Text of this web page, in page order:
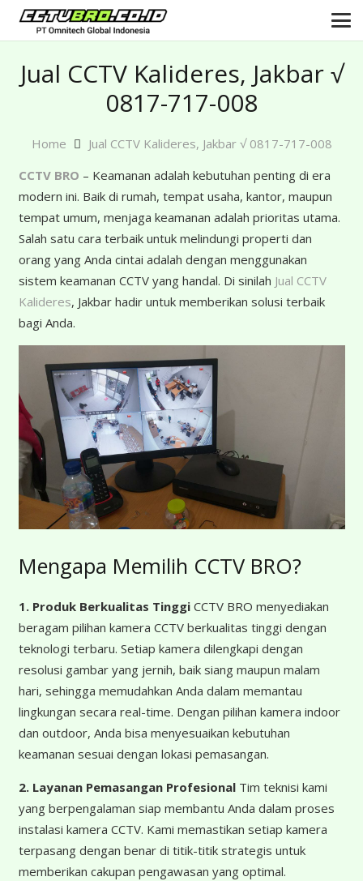
Jual CCTV Kalideres, Jakbar √
0817-717-008
Home
Jual CCTV Kalideres, Jakbar √ 0817-717-008
CCTV BRO – Keamanan adalah kebutuhan penting di era
modern ini. Baik di rumah, tempat usaha, kantor, maupun
tempat umum, menjaga keamanan adalah prioritas utama.
Salah satu cara terbaik untuk melindungi properti dan
orang yang Anda cintai adalah dengan menggunakan
sistem keamanan CCTV yang handal. Di sinilah Jual CCTV
Kalideres, Jakbar hadir untuk memberikan solusi terbaik
bagi Anda.
Mengapa Memilih CCTV BRO?
1. Produk Berkualitas TinggiCCTV BRO menyediakan
beragam pilihan kamera CCTV berkualitas tinggi dengan
teknologi terbaru. Setiap kamera dilengkapi dengan
resolusi gambar yang jernih, baik siang maupun malam
hari, sehingga memudahkan Anda dalam memantau
lingkungan secara real-time. Dengan pilihan kamera indoor
dan outdoor, Anda bisa menyesuaikan kebutuhan
keamanan sesuai dengan lokasi pemasangan.
2. Layanan Pemasangan ProfesionalTim teknisi kami
yang berpengalaman siap membantu Anda dalam proses
instalasi kamera CCTV. Kami memastikan setiap kamera
terpasang dengan benar di titik-titik strategis untuk
memberikan cakupan pengawasan yang optimal.